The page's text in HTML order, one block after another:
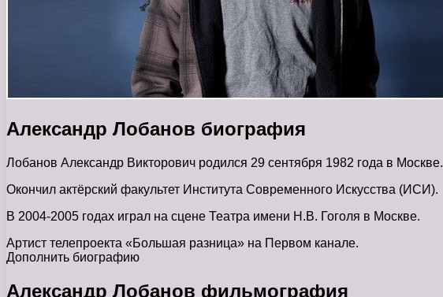
Александр Лобанов биография
Лобанов Александр Викторович родился 29 сентября 1982 года в Москве.
Окончил актёрский факультет Института Современного Искусства (ИСИ).
В 2004-2005 годах играл на сцене Театра имени Н.В. Гоголя в Москве.
Артист телепроекта «Большая разница» на Первом канале.
Дополнить биографию
Александр Лобанов фильмография